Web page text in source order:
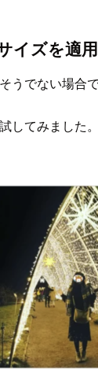
イズを適用
うでない場合
してみまし